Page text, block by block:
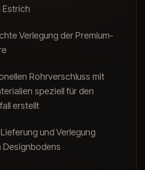
Estrich
Verlegung der Premium-
Rohrverschluss mit
speziell für den
erstellt
und Verlegung
Designbodens